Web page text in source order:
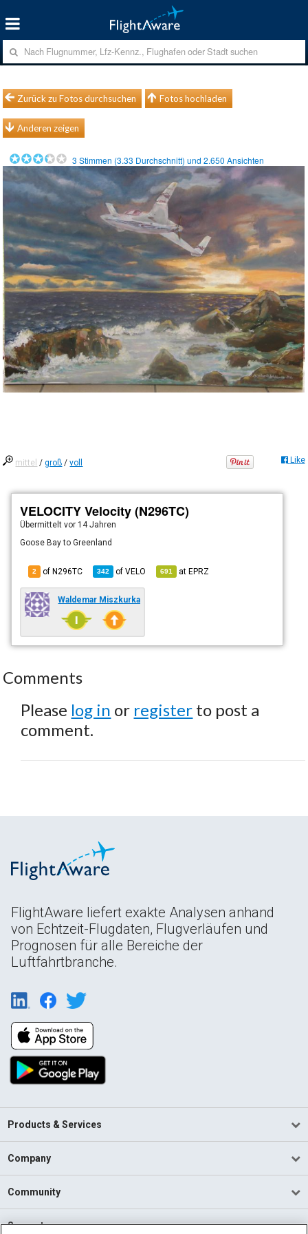
Zurück zu Fotos durchsuchen Fotos hochladen
Anderen zeigen
3 Stimmen (3.33 Durchschnitt) und2.650 Ansichten
mittel /groß /voll Like
VELOCITY Velocity (N296TC)
Übermitteltvor 14 Jahren
Goose Bay to Greenland
2 of N296TC 342 ofVELO 691 atEPRZ
Waldemar Miszkurka
Comments
Please log in or register to post a
comment.
FlightAware liefert exakte Analysen anhand
von Echtzeit-Flugdaten, Flugverläufen und
Prognosen für alle Bereiche der
Luftfahrtbranche.
Products & Services
Company
Community
Support